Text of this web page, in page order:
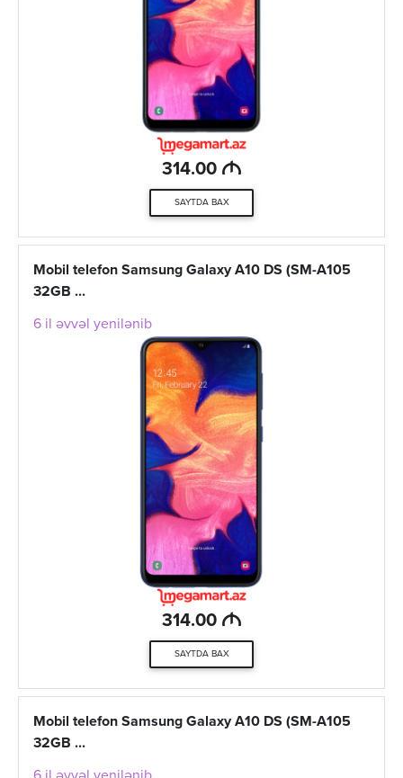
314.00 M
SAYTDA BAX
Mobil telefon Samsung Galaxy A10 DS (SM-A105
32GB ...
6 il əvvəl yenilənib
314.00 M
SAYTDA BAX
Mobil telefon Samsung Galaxy A10 DS (SM-A105
32GB ...